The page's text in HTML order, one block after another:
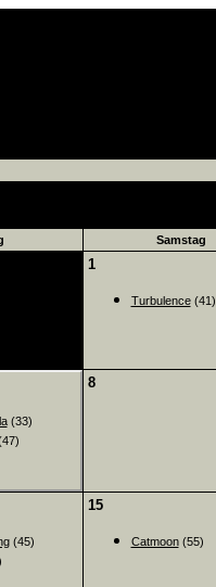
Samstag
1
Turbulence(41)
(33)
8
(45)
15
Catmoon(55)